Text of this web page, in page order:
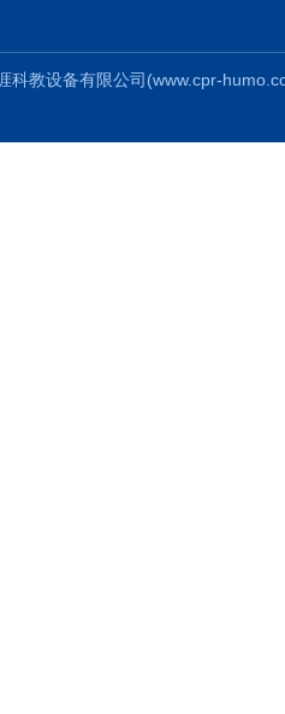
科教设备有限公司(www.cpr-